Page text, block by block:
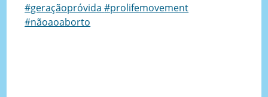
#geraçãopróvida #prolifemovement
#nãoaoaborto